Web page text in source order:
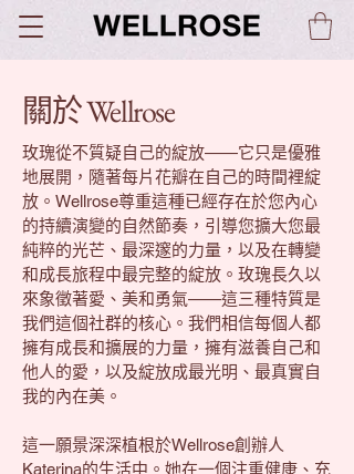
關於 Wellrose
玫瑰從不質疑自己的綻放——它只是優雅
地展開，隨著每片花瓣在自己的時間裡綻
放。Wellrose尊重這種已經存在於您內心
的持續演變的自然節奏，引導您擴大您最
純粹的光芒、最深邃的力量，以及在轉變
和成長旅程中最完整的綻放。玫瑰長久以
來象徵著愛、美和勇氣——這三種特質是
我們這個社群的核心。我們相信每個人都
擁有成長和擴展的力量，擁有滋養自己和
他人的愛，以及綻放成最光明、最真實自
我的內在美。
這一願景深深植根於Wellrose創辦人
Katerina的生活中。她在一個注重健康、充